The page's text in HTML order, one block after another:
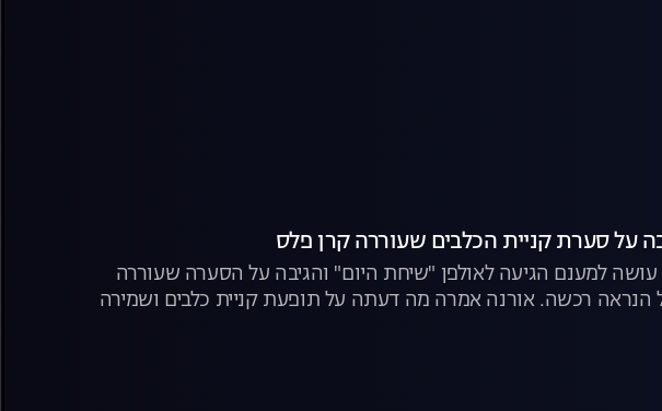
על סערת קניית הכלבים שעוררה קרן פלס
למענם הגיעה לאולפן "שיחת היום" והגיבה על הסערה שעוררה
רכשה. אורנה אמרה מה דעתה על תופעת קניית כלבים ושמירה